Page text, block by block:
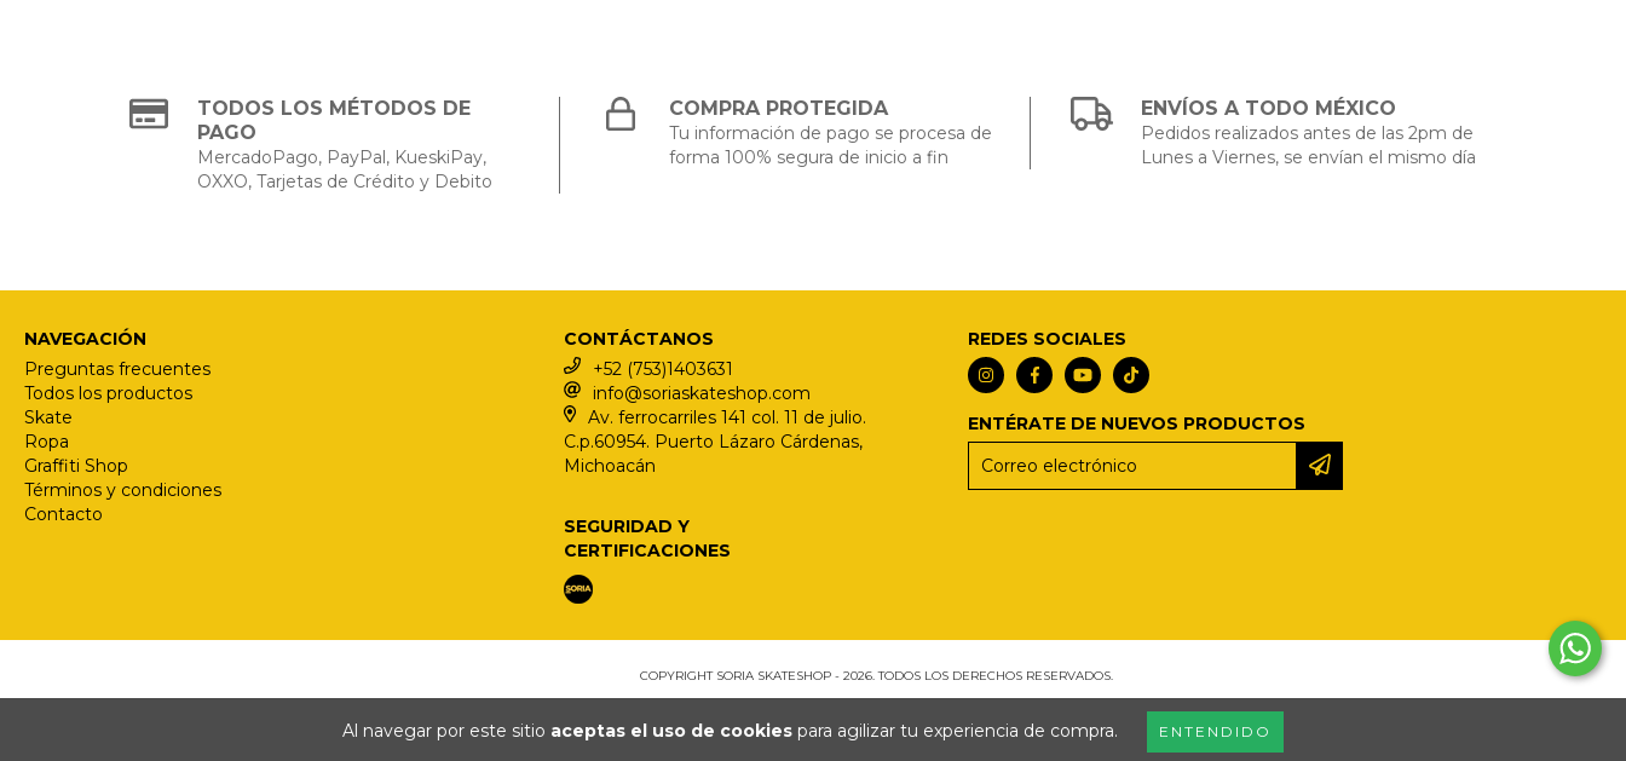
Al navegar por este sitio aceptas el uso de cookies para agilizar tu experiencia de compra. ENTENDIDO
TODOS LOS MÉTODOS DE
PAGO
MercadoPago, PayPal, KueskiPay,
OXXO, Tarjetas de Crédito y Debito
COMPRA PROTEGIDA
Tu información de pago se procesa de
forma 100% segura de inicio a fin
ENVÍOS A TODO MÉXICO
Pedidos realizados antes de las 2pm de
Lunes a Viernes, se envían el mismo día
NAVEGACIÓN
Preguntas frecuentes
Todos los productos
Skate
Ropa
Graffiti Shop
Términos y condiciones
Contacto
CONTÁCTANOS
+52 (753)1403631
info@soriaskateshop.com
Av. ferrocarriles 141 col. 11 de julio.
C.p.60954. Puerto Lázaro Cárdenas,
Michoacán
REDES SOCIALES
ENTÉRATE DE NUEVOS PRODUCTOS
SEGURIDAD Y
CERTIFICACIONES
COPYRIGHT SORIA SKATESHOP - 2026. TODOS LOS DERECHOS RESERVADOS.